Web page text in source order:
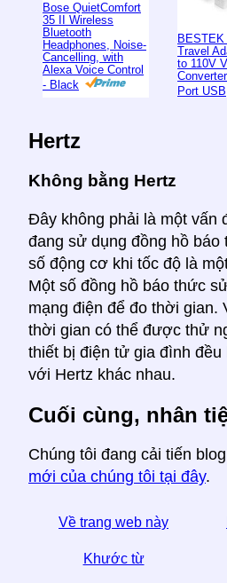
Bose QuietComfort
35 II Wireless
Bluetooth
Headphones, Noise-
Cancelling, with
Alexa Voice Control
- Black
BESTEK
Travel
to 110V
Port USB
Hertz
Không bằng Hertz
Đây không phải là một vấn
đang sử dụng đồng hồ báo
số động cơ khi tốc độ là
Một số đồng hồ báo thức
mạng điện để đo thời gian.
thời gian có thể được thử
thiết bị điện tử gia đình đều
với Hertz khác nhau.
Cuối cùng, nhân
Chúng tôi đang cải tiến
mới của chúng tôi tại đây.
Về trang web này
Khước từ